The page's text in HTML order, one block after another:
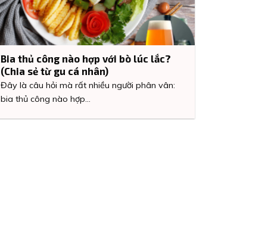
Bia thủ công nào hợp với bò lúc lắc?
(Chia sẻ từ gu cá nhân)
Đây là câu hỏi mà rất nhiều người phân vân:
bia thủ công nào hợp...